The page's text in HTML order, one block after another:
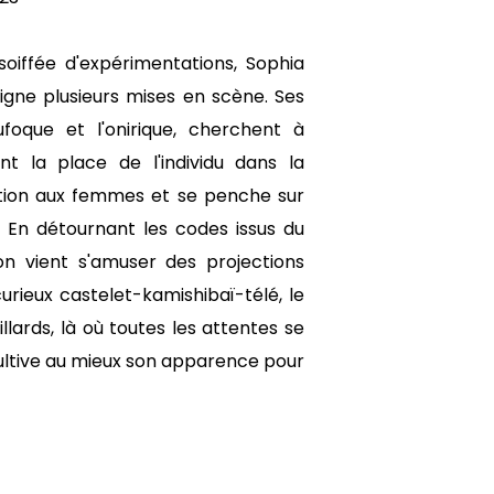
d'expérimentations, Sophia
plusieurs mises en scène. Ses
et l'onirique, cherchent à
la place de l'individu dans la
aux femmes et se penche sur
détournant les codes issus du
vient s'amuser des projections
castelet-kamishibaï-télé, le
là où toutes les attentes se
au mieux son apparence pour